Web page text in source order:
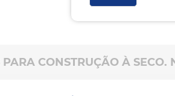
t
o
CONSTRUÇÃO À